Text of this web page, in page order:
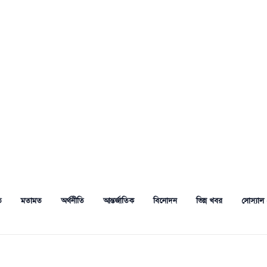
মতামত অর্থনীতি আন্তর্জাতিক বিনোদন ভিন্ন খবর সোস্যাল